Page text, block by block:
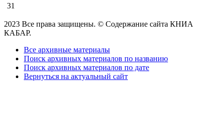
31
2023 Все права защищены. © Содержание сайта КНИА
КАБАР.
Все архивные материалы
Поиск архивных материалов по названию
Поиск архивных материалов по дате
Вернуться на актуальный сайт